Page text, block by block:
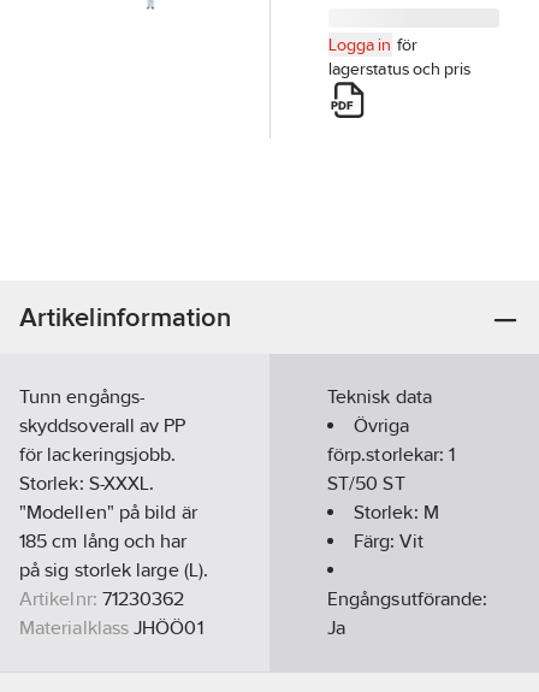
Logga in för
lagerstatus och pris
Artikelinformation
Tunn engångs-
skyddsoverall av PP
för lackeringsjobb.
Storlek: S-XXXL.
"Modellen" på bild är
185 cm lång och har
på sig storlek large (L).
Artikelnr: 71230362
Materialklass JHÖÖ01
Teknisk data
Övriga
förp.storlekar:1
ST/50 ST
Storlek: M
Färg:Vit
Engångsutförande:
Ja